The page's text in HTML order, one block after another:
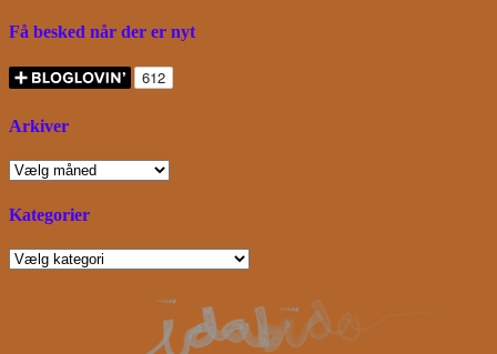
Få besked når der er nyt
Arkiver
Arkiver
Kategorier
Kategorier